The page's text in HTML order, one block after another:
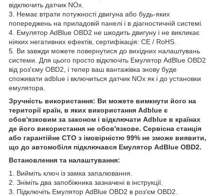
відключить датчик NOx.
3. Немає втрати потужності двигуна або будь-яких
попереджень на приладовій панелі і в діагностичній системі.
4. Емулятор AdBlue OBD2 не шкодить двигуну і не викликає
ніяких негативних ефектів, сертифікація: CE / RoHS.
5. Ви завжди можете повернутися до вихідних налаштувань
системи. Для цього просто відключіть Емулятор AdBlue OBD2
від роз'єму OBD2, і тепер ваш вантажівка знову буде
споживати adblue і включиться датчик NOx як і до установки
емулятора.
Зручність використання: Ви можете вимкнути його на
території країн, в яких використання Adblue є
обов'язковим за законом і відключати Adblue в країнах
де його використання не обов'язкове. Сервісна станція
або гарантійне СТО з імовірністю 99% не зможе виявити,
що до автомобіля підключався Емулятор AdBlue OBD2.
Встановлення та налаштування:
1. Вийміть ключ із замка запалювання.
2. Зніміть два запобіжника зазначені в інструкції.
3. Підключіть Емулятор AdBlue OBD2 в роз'єм OBD2.